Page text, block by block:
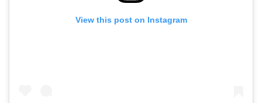
View this post on Instagram